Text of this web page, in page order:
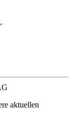
aktuellen